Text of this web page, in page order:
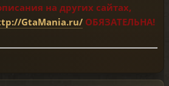
на других сайтах,
GtaMania.ru/ОБЯЗАТЕЛЬНА!